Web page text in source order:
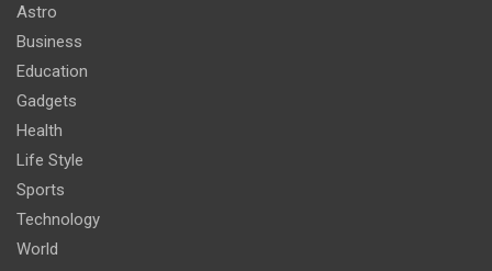
Astro
Business
Education
Gadgets
Health
Life Style
Sports
Technology
World